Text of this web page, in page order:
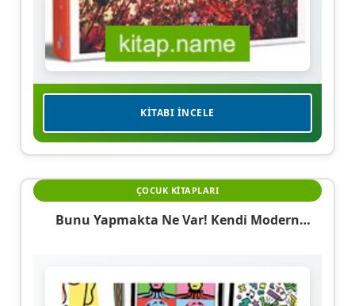
KITABI İNCELE
ÇOCUK KITAPLARI
Bunu Yapmakta Ne Var! Kendi Modern